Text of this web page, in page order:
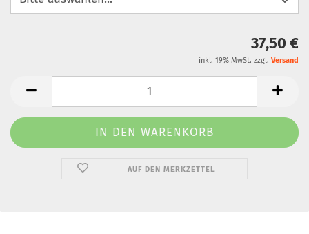
37,50 €
inkl. 19% MwSt. zzgl. Versand
AUF DEN MERKZETTEL